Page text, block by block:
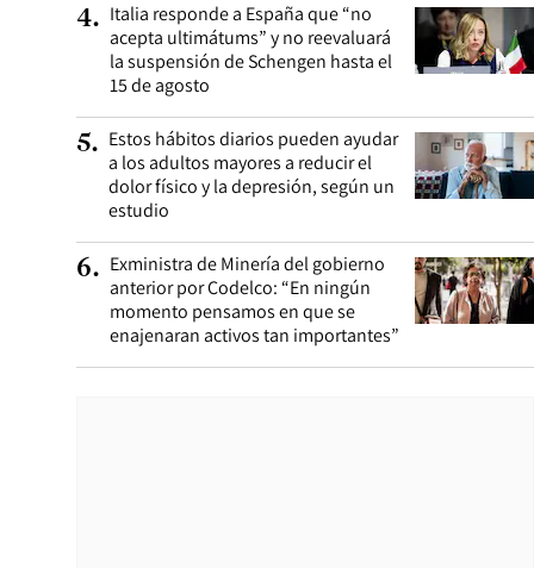
4. Italia responde a España que “no
acepta ultimátums” y no reevaluará
la suspensión de Schengen hasta el
15 de agosto
5. Estos hábitos diarios pueden ayudar
a los adultos mayores a reducir el
dolor físico y la depresión, según un
estudio
6. Exministra de Minería del gobierno
anterior por Codelco: “En ningún
momento pensamos en que se
enajenaran activos tan importantes”